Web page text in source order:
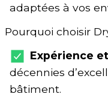
adaptées à vos
Pourquoi choisir
Expérience
décennies
bâtiment.